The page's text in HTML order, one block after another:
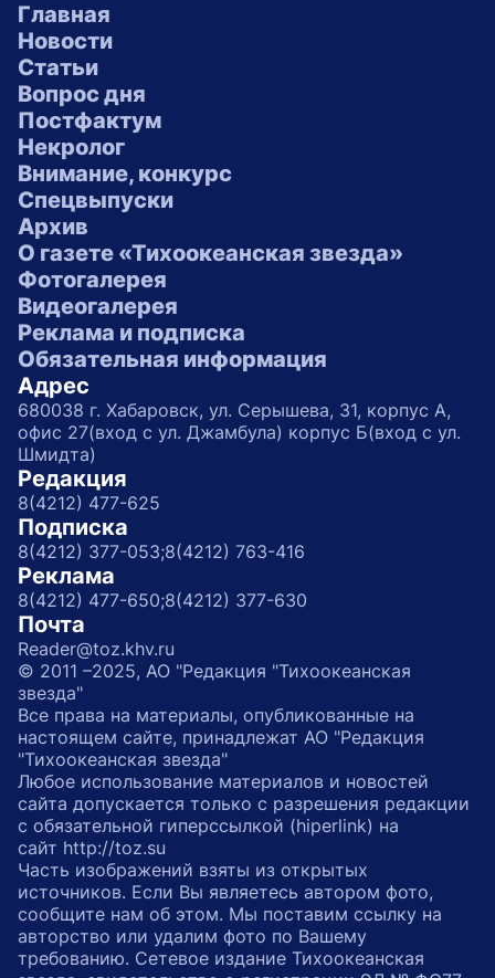
Главная
Новости
Статьи
Вопрос дня
Постфактум
Некролог
Внимание, конкурс
Спецвыпуски
Архив
О газете «Тихоокеанская звезда»
Фотогалерея
Видеогалерея
Реклама и подписка
Обязательная информация
Адрес
680038 г. Хабаровск, ул. Серышева, 31, корпус А,
офис 27(вход с ул. Джамбула) корпус Б(вход с ул.
Шмидта)
Редакция
8(4212) 477-625
Подписка
8(4212) 377-053;8(4212) 763-416
Реклама
8(4212) 477-650;8(4212) 377-630
Почта
Reader@toz.khv.ru
© 2011 –2025, АО "Редакция "Тихоокеанская
звезда"
Все права на материалы, опубликованные на
настоящем сайте, принадлежат АО "Редакция
"Тихоокеанская звезда"
Любое использование материалов и новостей
сайта допускается только с разрешения редакции
с обязательной гиперссылкой (hiperlink) на
сайт http://toz.su
Часть изображений взяты из открытых
источников. Если Вы являетесь автором фото,
сообщите нам об этом. Мы поставим ссылку на
авторство или удалим фото по Вашему
требованию. Сетевое издание Тихоокеанская